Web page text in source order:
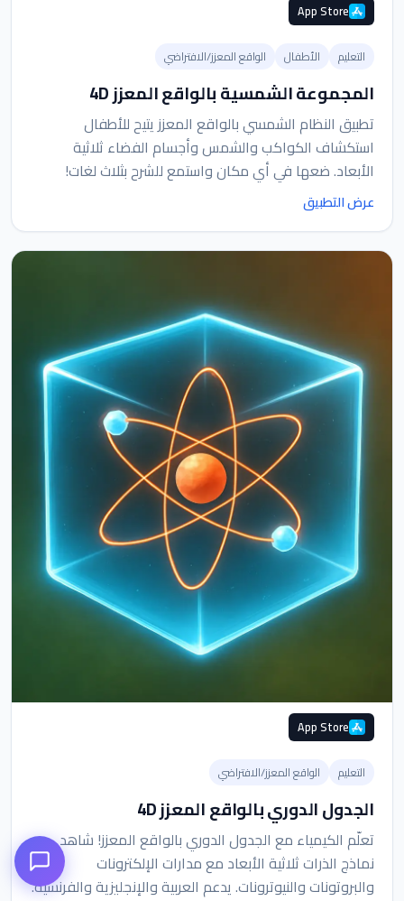
App Store
التعليم الأطفال الواقع المعزز/الافتراضي
المجموعة الشمسية بالواقع المعزز 4D
تطبيق النظام الشمسي بالواقع المعزز يتيح للأطفال
استكشاف الكواكب والشمس وأجسام الفضاء ثلاثية
الأبعاد. ضعها في أي مكان واستمع للشرح بثلاث لغات!
عرض التطبيق
App Store
التعليم الواقع المعزز/الافتراضي
الجدول الدوري بالواقع المعزز 4D
تعلّم الكيمياء مع الجدول الدوري بالواقع المعزز! شاهد
نماذج الذرات ثلاثية الأبعاد مع مدارات الإلكترونات
والبروتونات والنيوترونات. يدعم العربية والإنجليزية والفرنسية.